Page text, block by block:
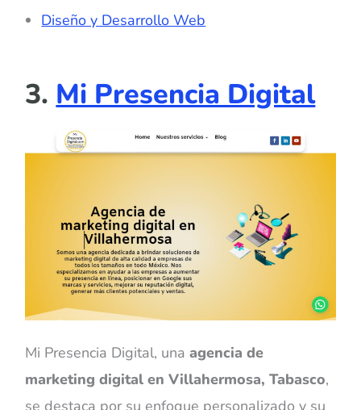
Diseño y Desarrollo Web
3.Mi Presencia Digital
Mi Presencia Digital, unaagencia de
marketing digital en Villahermosa, Tabasco,
se destaca por su enfoque personalizado y su